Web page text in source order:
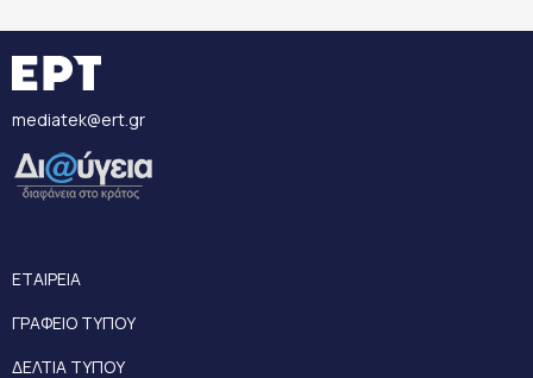
mediatek@ert.gr
ΕΤΑΙΡΕΙΑ
ΓΡΑΦΕΙΟ ΤΥΠΟΥ
ΔΕΛΤΙΑ ΤΥΠΟΥ